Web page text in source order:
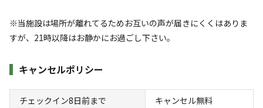
※当施設は場所が離れてるためお互いの声が届きにくくはありま
すが、21時以降はお静かにお過ごし下さい。
キャンセルポリシー
チェックイン8日前まで キャンセル無料
宿泊 日帰り